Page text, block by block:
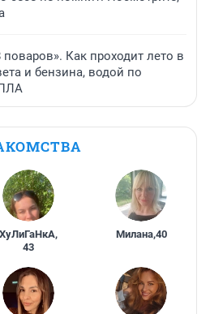
Как проходит лето в
и бензина, водой по
ХуЛиГаНкА,
43
Милана,40